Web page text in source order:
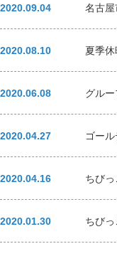
2020.09.04 名古屋
2020.08.10 夏季休
2020.06.08
2020.04.27 ゴー
2020.04.16 ちび
2020.01.30 ちび